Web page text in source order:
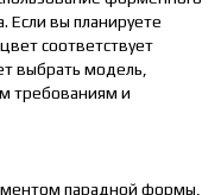
Если вы планируете
соответствует
выбрать модель,
требованиям и
парадной формы,